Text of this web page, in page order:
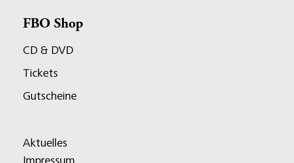
FBO Shop
CD & DVD
Tickets
Gutscheine
Aktuelles